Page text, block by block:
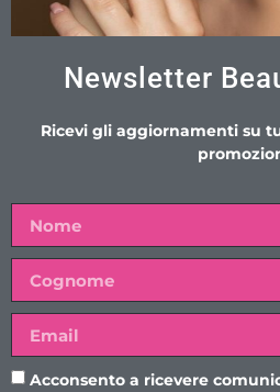
Newsletter
Ricevi gli aggiornamenti su
Acconsento a ricevere